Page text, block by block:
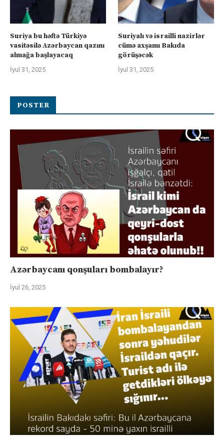
Suriya bu həftə Türkiyə
vasitəsilə Azərbaycan qazını
almağa başlayacaq
İyul 31, 2025
Suriyalı və israilli nazirlər
cümə axşamı Bakıda
görüşəcək
İyul 31, 2025
POSTER
Azərbaycanı qonşuları bombalayır?
İyul 26, 2025